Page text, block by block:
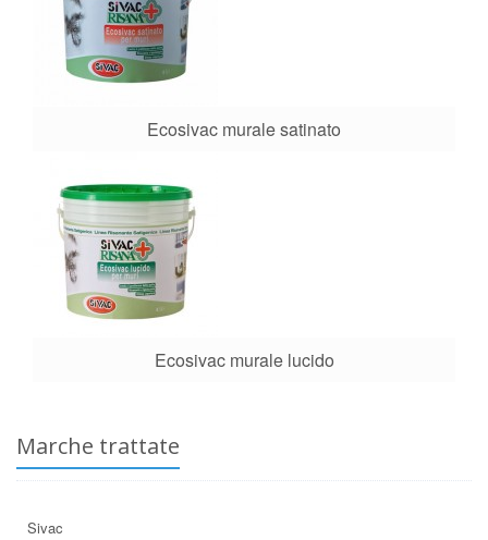
Ecosivac murale satinato
Ecosivac murale lucido
Marche trattate
Sivac